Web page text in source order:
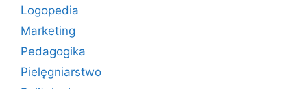
Logopedia
Marketing
Pedagogika
Pielęgniarstwo